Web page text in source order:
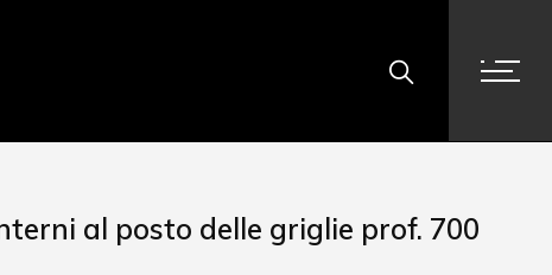
al posto delle griglie prof. 700